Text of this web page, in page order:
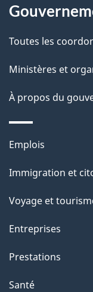
i
l
s
d
e
l
a
p
a
g
e
propos
de
ce
site
Toutes les
Ministères et
À propos du
Thèmes
sujets
Emplois
Immigration et
Voyage et
Entreprises
Prestations
Santé